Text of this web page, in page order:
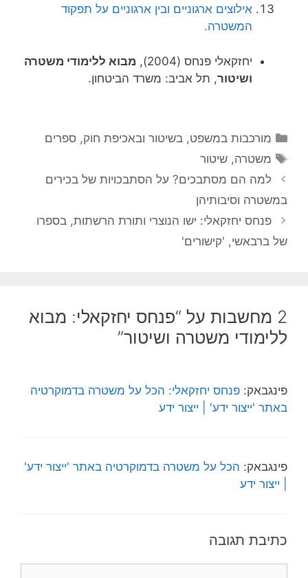
אילוצים ארגוניים ובין ארגוניים על תפקוד
המשטרה.
יחזקאלי פנחס (2004),
מבוא ללימודי משטרה
ושיטור, תל אביב: משרד הביטחון.
קטגוריות
מורכבות במשפט, בשיטור ובאכיפת חוק,ספרים
תגיות
משטרה,שיטור
למה הם מסתבכים? על הסתבכויות של בכירים
במשטרה וסיבותיהן
פנחס יחזקאלי: ישו הנוצרי ותורת הרשתות, בספרו
של ברבאשי, 'קישורים'
2 מחשבות על “פנחס יחזקאלי: מבוא
ללימודי משטרה ושיטור”
פינגבאק: פנחס יחזקאלי: הכל על משטרה בדמוקרטיה
באתר 'ייצור ידע' | ייצור ידע
פינגבאק: הכל על משטרה בדמוקרטיה באתר 'ייצור ידע'
| ייצור ידע
כתיבת תגובה